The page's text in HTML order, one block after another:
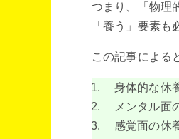
つまり、「物理
「養う」要素
この記事による
身体的な休
メンタル面
感覚面の休